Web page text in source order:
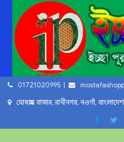
content
01721020995
ঘোষগ্রাম বাজার, রানীনগর, নওগাঁ,